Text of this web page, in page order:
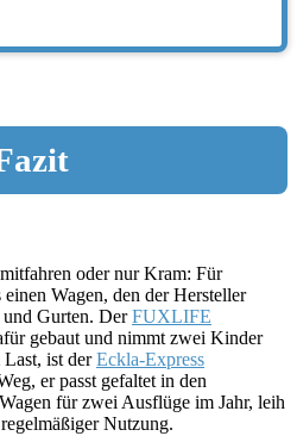
oder nur Kram: Für
Wagen, den der Hersteller
Gurten. DerFUXLIFE
gebaut und nimmt zwei Kinder
Last, ist derEckla-Express
er passt gefaltet in den
für zwei Ausflüge im Jahr, leih
Nutzung.